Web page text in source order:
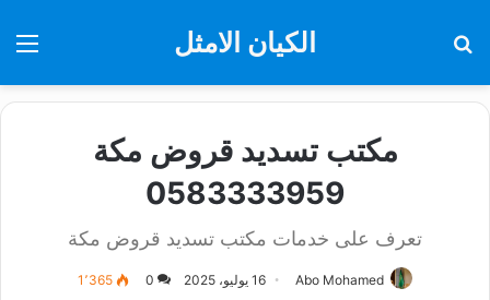
الكيان الامثل
مكتب تسديد قروض مكة
0583333959
تعرف على خدمات مكتب تسديد قروض مكة
Abo Mohamed 16 يوليو، 2025 0 1٬365